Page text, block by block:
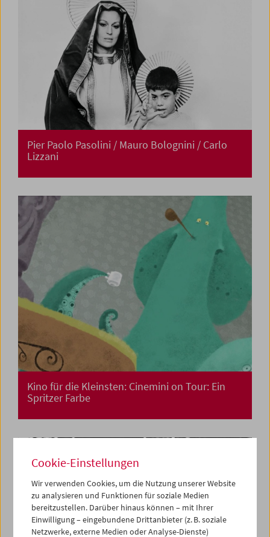
Pier Paolo Pasolini / Mauro Bolognini / Carlo
Lizzani
Kino für die Kleinsten: Cinemini on Tour: Ein
Spritzer Farbe
Cookie-Einstellungen
Wir verwenden Cookies, um die Nutzung unserer Website
zu analysieren und Funktionen für soziale Medien
bereitzustellen. Darüber hinaus können – mit Ihrer
Einwilligung – eingebundene Drittanbieter (z. B. soziale
Netzwerke, externe Medien oder Analyse-Dienste)